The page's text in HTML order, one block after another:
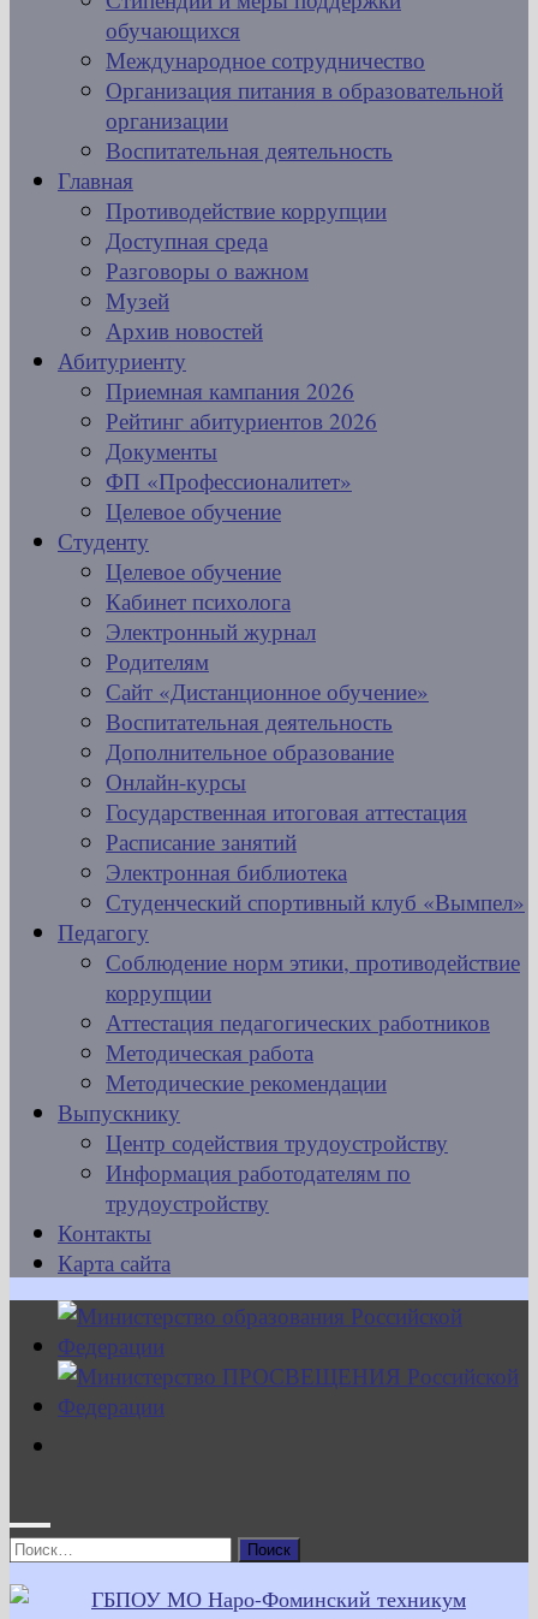
обучающихся
Международное сотрудничество
Организация питания в образовательной
организации
Воспитательная деятельность
Главная
Противодействие коррупции
Доступная среда
Разговоры о важном
Музей
Архив новостей
Абитуриенту
Приемная кампания 2026
Рейтинг абитуриентов 2026
Документы
ФП «Профессионалитет»
Целевое обучение
Студенту
Целевое обучение
Кабинет психолога
Электронный журнал
Родителям
Сайт «Дистанционное обучение»
Воспитательная деятельность
Дополнительное образование
Онлайн-курсы
Государственная итоговая аттестация
Расписание занятий
Электронная библиотека
Студенческий спортивный клуб «Вымпел»
Педагогу
Соблюдение норм этики, противодействие
коррупции
Аттестация педагогических работников
Методическая работа
Методические рекомендации
Выпускнику
Центр содействия трудоустройству
Информация работодателям по
трудоустройству
Контакты
Карта сайта
Найти: